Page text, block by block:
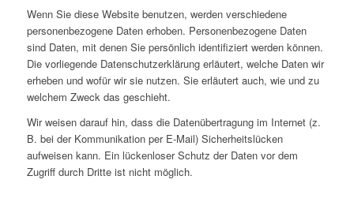
Wenn Sie diese Website benutzen, werden verschiedene
personenbezogene Daten erhoben. Personenbezogene Daten
sind Daten, mit denen Sie persönlich identifiziert werden können.
Die vorliegende Datenschutzerklärung erläutert, welche Daten wir
erheben und wofür wir sie nutzen. Sie erläutert auch, wie und zu
welchem Zweck das geschieht.
Wir weisen darauf hin, dass die Datenübertragung im Internet (z.
B. bei der Kommunikation per E-Mail) Sicherheitslücken
aufweisen kann. Ein lückenloser Schutz der Daten vor dem
Zugriff durch Dritte ist nicht möglich.